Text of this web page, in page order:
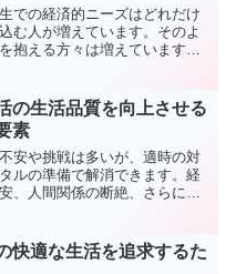
での経済的ニーズはどれだけ
む人が増えています。そのよ
抱える方々は増えています。
やかで保証された老後を目指
職金や公的な支...
の生活品質を向上させる
素
安や挑戦は多いが、適時の対
ルの準備で解消できます。経
、人間関係の断絶、さらには
を送るには、経済的計画の立
保つための定期...
快適な生活を追求するた